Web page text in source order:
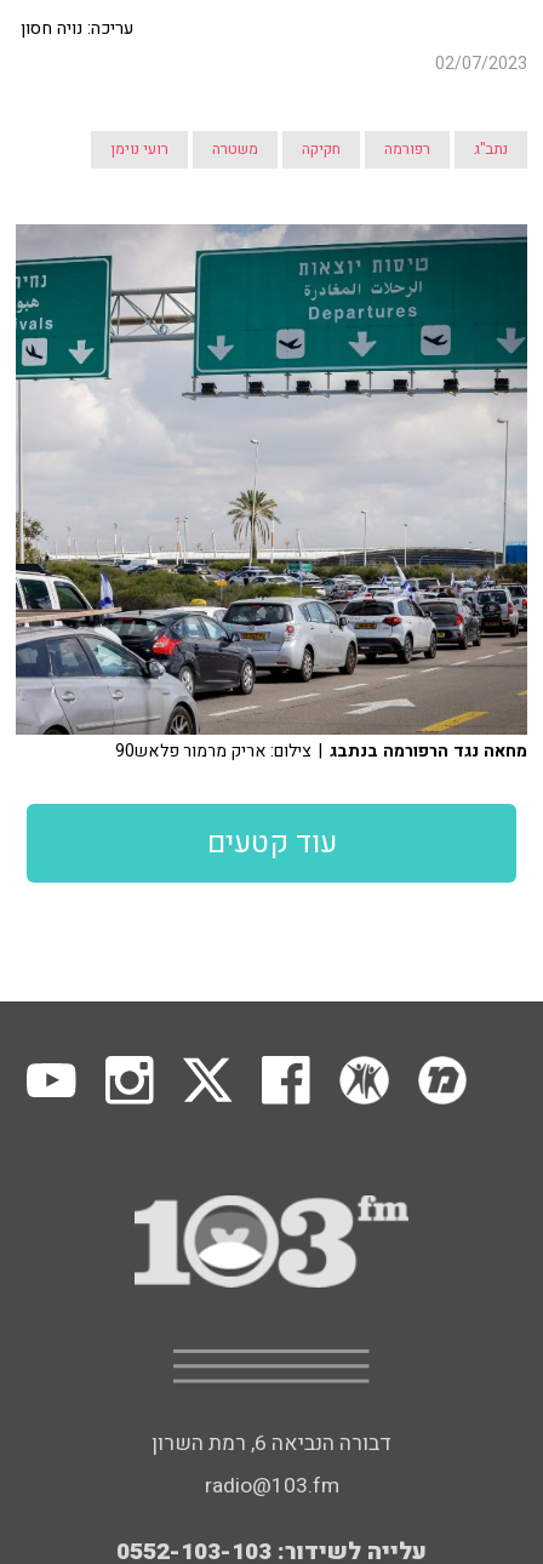
עריכה: נויה חסון
02/07/2023
נתב"ג רפורמה חקיקה משטרה רועי נוימן
מחאה נגד הרפורמה בנתבג | צילום: אריק מרמור פלאש90
עוד קטעים
דבורה הנביאה 6, רמת השרון
radio@103.fm
עלייה לשידור: 0552-103-103